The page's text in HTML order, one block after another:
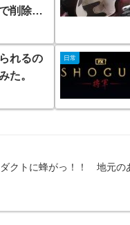
削除し
れるの
た。
日常
クトに蜂がっ！！ 地元の